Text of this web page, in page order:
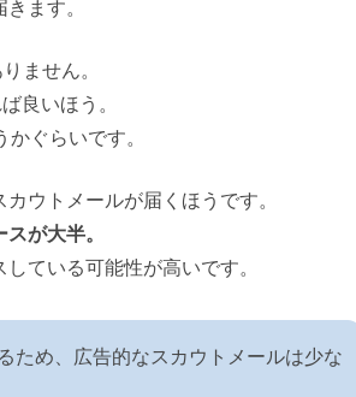
ます。
ません。
良いほう。
ぐらいです。
ウトメールが届くほうです。
が大半。
ている可能性が高いです。
ため、広告的なスカウトメールは少な